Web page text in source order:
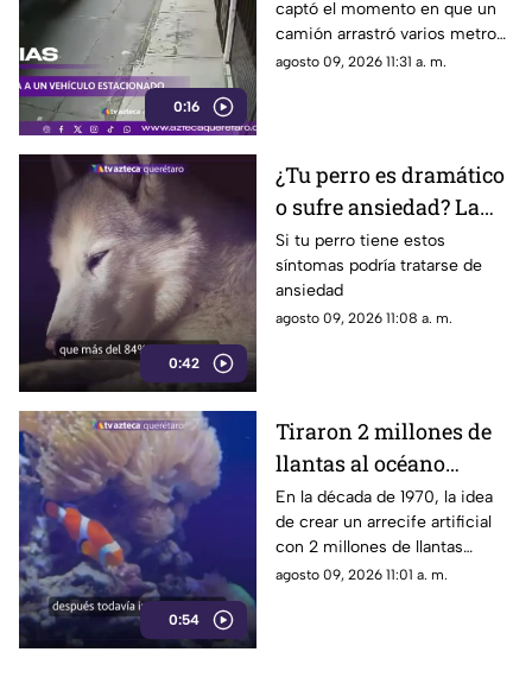
0:16
estacionado
captó el momento en que un
camión arrastró varios metros
a un vehículo estacionado
agosto 09, 2026 11:31 a. m.
0:42
¿Tu perro es dramático
o sufre ansiedad? La
señal que la mayoría de
los dueños pasa por
alto
Si tu perro tiene estos
síntomas podría tratarse de
ansiedad
agosto 09, 2026 11:08 a. m.
0:54
Tiraron 2 millones de
llantas al océano
pensando que
ayudarían a la vida
marina; hoy luchan por
sacarlas
En la década de 1970, la idea
de crear un arrecife artificial
con 2 millones de llantas
parecía la solución perfecta
agosto 09, 2026 11:01 a. m.